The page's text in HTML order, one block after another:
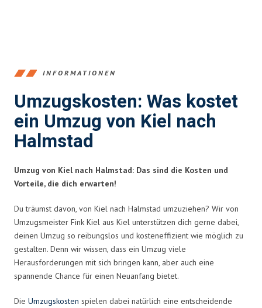
INFORMATIONEN
Umzugskosten: Was kostet
ein Umzug von Kiel nach
Halmstad
Umzug von Kiel nach Halmstad: Das sind die Kosten und
Vorteile, die dich erwarten!
Du träumst davon, von Kiel nach Halmstad umzuziehen? Wir von
Umzugsmeister Fink Kiel aus Kiel unterstützen dich gerne dabei,
deinen Umzug so reibungslos und kosteneffizient wie möglich zu
gestalten. Denn wir wissen, dass ein Umzug viele
Herausforderungen mit sich bringen kann, aber auch eine
spannende Chance für einen Neuanfang bietet.
Die Umzugskosten spielen dabei natürlich eine entscheidende